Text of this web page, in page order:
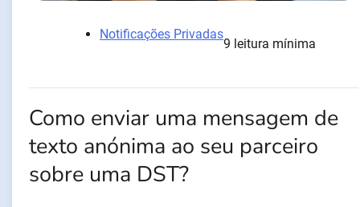
Notificações Privadas
9 leitura mínima
Como enviar uma mensagem de
texto anónima ao seu parceiro
sobre uma DST?